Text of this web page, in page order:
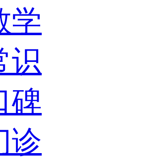
学
识
碑
诊